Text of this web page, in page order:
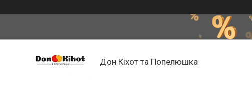
Дон Кіхот та Попелюшка